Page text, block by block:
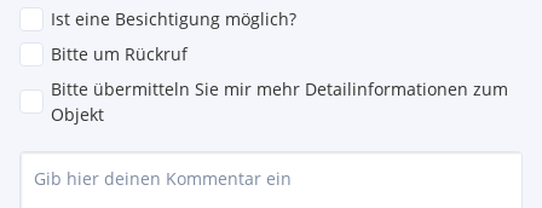
Ist eine Besichtigung möglich?
Bitte um Rückruf
Bitte übermitteln Sie mir mehr Detailinformationen zum
Objekt